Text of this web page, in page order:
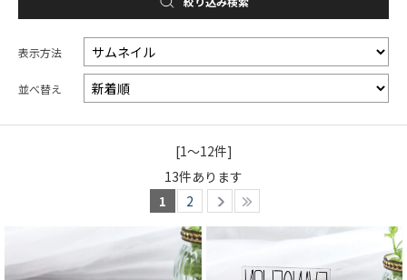
表示方法
並べ替え
[1～12件]
13件あります
1
2